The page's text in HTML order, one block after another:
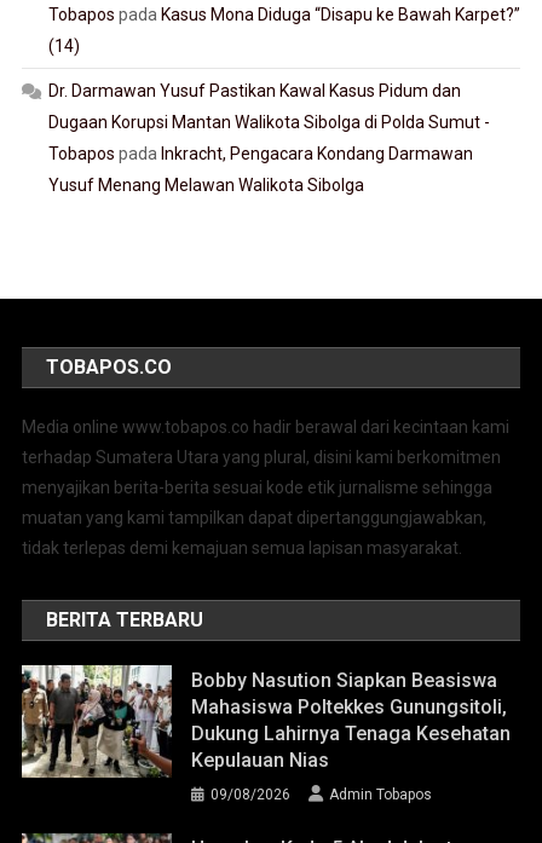
Tobapos pada Kasus Mona Diduga “Disapu ke Bawah Karpet?”
(14)
Dr. Darmawan Yusuf Pastikan Kawal Kasus Pidum dan
Dugaan Korupsi Mantan Walikota Sibolga di Polda Sumut -
Tobapos pada Inkracht, Pengacara Kondang Darmawan
Yusuf Menang Melawan Walikota Sibolga
TOBAPOS.CO
Media online www.tobapos.co hadir berawal dari kecintaan kami
terhadap Sumatera Utara yang plural, disini kami berkomitmen
menyajikan berita-berita sesuai kode etik jurnalisme sehingga
muatan yang kami tampilkan dapat dipertanggungjawabkan,
tidak terlepas demi kemajuan semua lapisan masyarakat.
BERITA TERBARU
Bobby Nasution Siapkan Beasiswa
Mahasiswa Poltekkes Gunungsitoli,
Dukung Lahirnya Tenaga Kesehatan
Kepulauan Nias
09/08/2026 Admin Tobapos